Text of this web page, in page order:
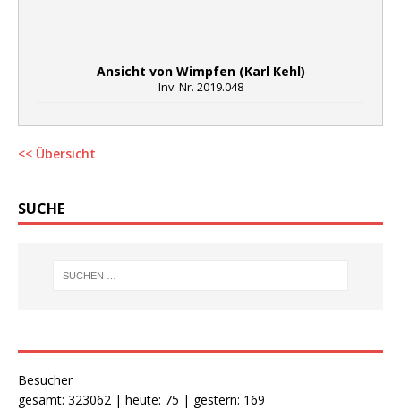
Ansicht von Wimpfen (Karl Kehl)
Inv. Nr. 2019.048
<< Übersicht
SUCHE
Besucher
gesamt: 323062 | heute: 75 | gestern: 169